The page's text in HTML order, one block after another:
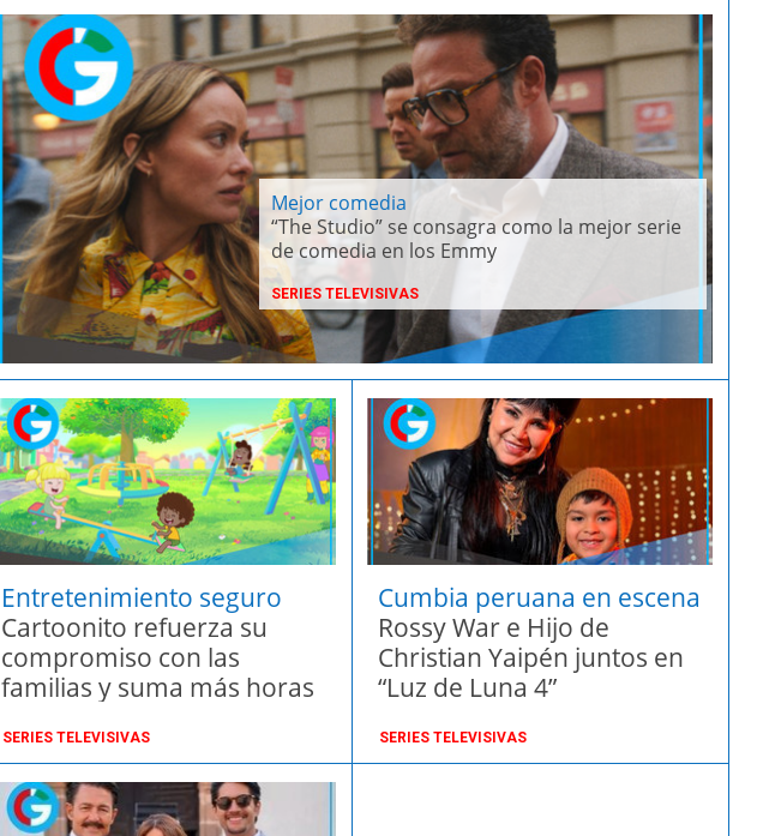
Mejor comedia
“The Studio” se consagra como la mejor serie
de comedia en los Emmy
SERIES TELEVISIVAS
Entretenimiento seguro
infantil
Cartoonito refuerza su
compromiso con las
familias y suma más horas
programación
SERIES TELEVISIVAS
Cumbia peruana en escena
Rossy War e Hijo de
Christian Yaipén juntos en
“Luz de Luna 4”
SERIES TELEVISIVAS